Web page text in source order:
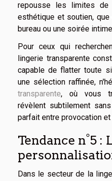
repousse les limites
esthétique et soutien,
bureau ou une soirée
Pour ceux qui
lingerie transparente
capable de flatter toute
une sélection raffinée,
transparente, où vous
révèlent subtilement
parfait entre provocation et
Tendance n°5 :
Dans le secteur de la